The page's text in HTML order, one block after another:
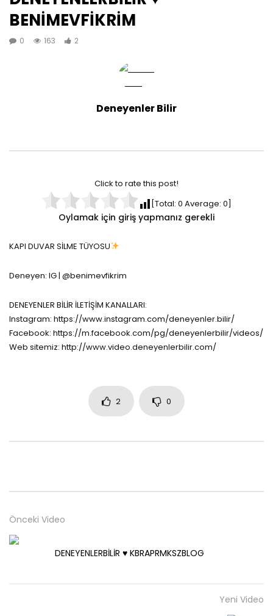
BENİMEVFİKRİM
0 163 2
Deneyenler Bilir
Click to rate this post!
[Total: 0 Average: 0]
Oylamak için giriş yapmanız gerekli
KAPI DUVAR SİLME TÜYOSU
Deneyen: IG | @benimevfikrim
DENEYENLER BİLİR İLETİŞİM KANALLARI:
Instagram: https://www.instagram.com/deneyenler.bilir/
Facebook: https://m.facebook.com/pg/deneyenlerbilir/videos/
Web sitemiz: http://www.video.deneyenlerbilir.com/
2 0
Önceki Video
DENEYENLERBİLİR ♥️ KBRAPRMKSZBLOG
Yeni Video